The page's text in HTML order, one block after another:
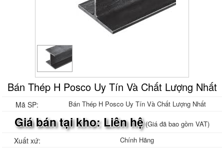
Bán Thép H Posco Uy Tín Và Chất Lượng Nhất
Mã SP: Bán Thép H Posco Uy Tín Và Chất Lượng Nhất
Giá bán tại kho: Liên hệ (Giá đã bao gồm VAT)
Xuất xứ: Chính Hãng